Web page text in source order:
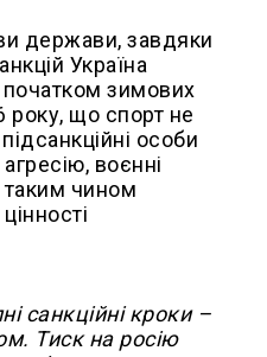
держави, завдяки
Україна
початком зимових
року, що спорт не
особи
воєнні
таким чином
санкційні кроки –
Тиск на росію